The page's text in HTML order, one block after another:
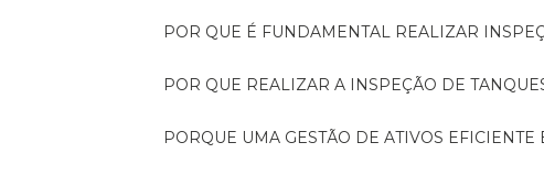
POR QUE É FUNDAMENTAL REALIZAR
POR QUE REALIZAR A INSPEÇÃO DE
PORQUE UMA GESTÃO DE ATIVOS